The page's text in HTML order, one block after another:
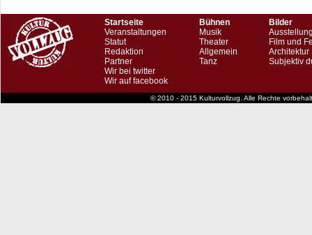
Startseite
Veranstaltungen
Statut
Redaktion
Partner
Wir bei twitter
Wir auf facebook
Bühnen
Musik
Theater
Allgemein
Tanz
Bilder
Film und
Architektur
Subjektiv
© 2010 - 2015 Kulturvollzug. Alle Rechte